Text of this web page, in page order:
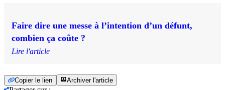
Faire dire une messe à l’intention d’un défunt,
combien ça coûte ?
Lire l'article
Copier le lien Archiver l'article